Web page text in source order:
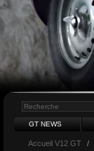
GT NEWS
Accueil V12 GT /